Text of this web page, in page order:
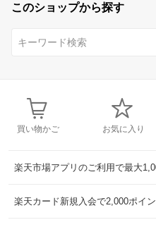
このショップから探す
買い物かご お気に入り
楽天市場アプリのご利用で最大
楽天カード新規入会で2,000ポイン